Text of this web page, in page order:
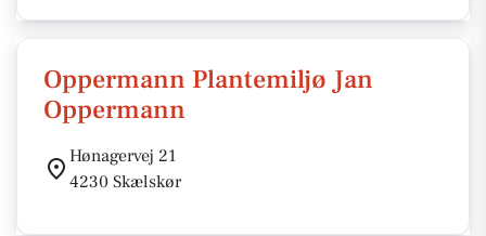
Oppermann Plantemiljø Jan
Oppermann
Hønagervej 21
4230 Skælskør